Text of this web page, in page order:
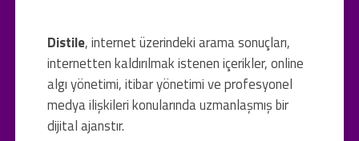
Distile, internet üzerindeki arama sonuçları,
internetten kaldırılmak istenen içerikler, online
algı yönetimi, itibar yönetimi ve profesyonel
medya ilişkileri konularında uzmanlaşmış bir
dijital ajanstır.